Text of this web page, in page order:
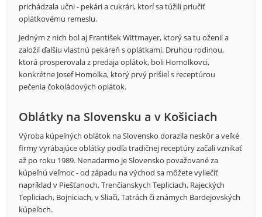
prichádzala učni - pekári a cukrári, ktorí sa túžili priučiť
oplátkovému remeslu.
Jedným z nich bol aj František Wittmayer, ktorý sa tu oženil a
založil ďalšiu vlastnú pekáreň s oplátkami. Druhou rodinou,
ktorá prosperovala z predaja oplátok, boli Homolkovci,
konkrétne Josef Homolka, ktorý prvý prišiel s receptúrou
pečenia čokoládových oplátok.
Oblátky na Slovensku a v Košiciach
Výroba kúpeľných oblátok na Slovensko dorazila neskôr a veľké
firmy vyrábajúce oblátky podľa tradičnej receptúry začali vznikať
až po roku 1989. Nenadarmo je Slovensko považované za
kúpeľnú veľmoc - od západu na východ sa môžete vyliečiť
napríklad v Piešťanoch, Trenčianskych Tepliciach, Rajeckých
Tepliciach, Bojniciach, v Sliači, Tatrách či známych Bardejovských
kúpeľoch.